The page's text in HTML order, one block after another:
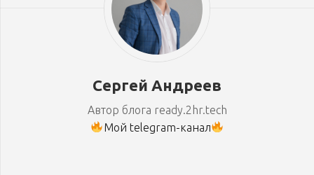
Сергей Андреев
Автор блога ready.2hr.tech
Мой telegram-канал